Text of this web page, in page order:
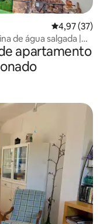
4,97 de uma
4,97 (37)
de água salgada |
apartamento